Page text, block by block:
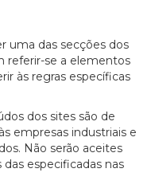
uma das secções dos
referir-se a elementos
às regras específicas
dos sites são de
empresas industriais e
Não serão aceites
especificadas nas